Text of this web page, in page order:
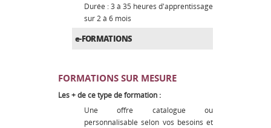
Durée : 3 à 35 heures d'apprentissage
sur 2 à 6 mois
e-FORMATIONS
FORMATIONS SUR MESURE
Les + de ce type de formation :
Une offre catalogue ou
personnalisable selon vos besoins et